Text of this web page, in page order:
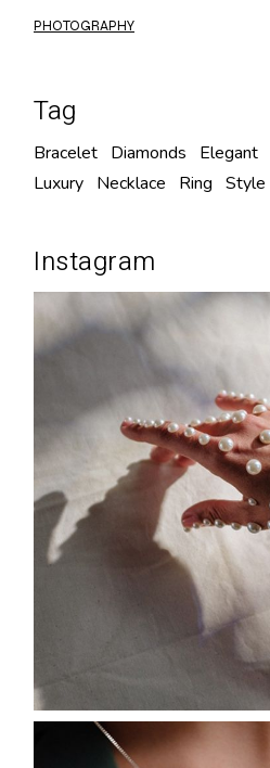
PHOTOGRAPHY
Tag
Bracelet Diamonds Elegant
Luxury Necklace Ring Style
Instagram